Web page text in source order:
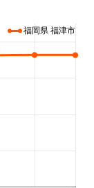
福岡県 福津市